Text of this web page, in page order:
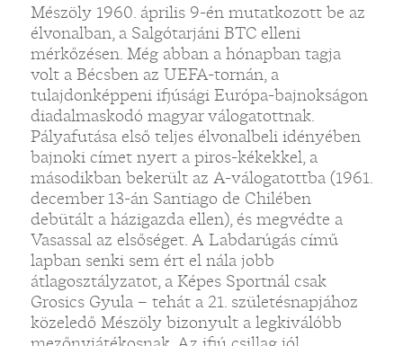
Mészöly 1960. április 9-én mutatkozott be az
élvonalban, a Salgótarjáni BTC elleni
mérkőzésen. Még abban a hónapban tagja
volt a Bécsben az UEFA-tornán, a
tulajdonképpeni ifjúsági Európa-bajnokságon
diadalmaskodó magyar válogatottnak.
Pályafutása első teljes élvonalbeli idényében
bajnoki címet nyert a piros-kékekkel, a
másodikban bekerült az A-válogatottba (1961.
december 13-án Santiago de Chilében
debütált a házigazda ellen), és megvédte a
Vasassal az elsőséget. A Labdarúgás című
lapban senki sem ért el nála jobb
átlagosztályzatot, a Képes Sportnál csak
Grosics Gyula – tehát a 21. születésnapjához
közeledő Mészöly bizonyult a legkiválóbb